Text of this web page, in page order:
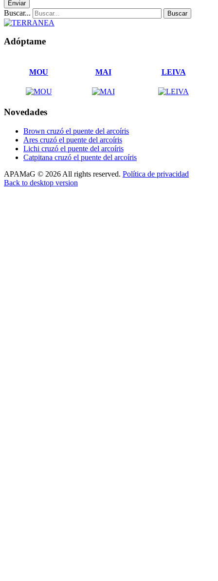
Buscar... Buscar
Adóptame
MOU MAI LEIVA
Novedades
Brown cruzó el puente del arcoíris
Ares cruzó el puente del arcoíris
Lichi cruzó el puente del arcoíris
Catpitana cruzó el puente del arcoíris
APAMaG © 2026 All rights reserved. Política de privacidad
Back to desktop version